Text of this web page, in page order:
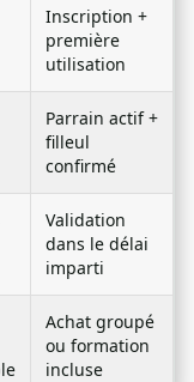
Inscription +
première
utilisation
Parrain actif +
filleul
confirmé
Validation
dans le délai
imparti
Achat groupé
ou formation
incluse